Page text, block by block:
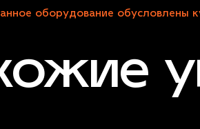
оборудование обусловлены